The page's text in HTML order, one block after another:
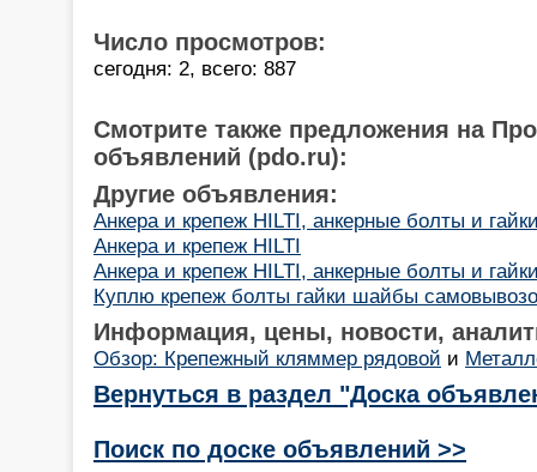
Число просмотров:
сегодня: 2, всего: 887
Смотрите также предложения на
объявлений (pdo.ru):
Другие объявления:
Анкера и крепеж HILTI, анкерные болты и
Анкера и крепеж HILTI
Анкера и крепеж HILTI, анкерные болты и
Куплю крепеж болты гайки шайбы
Информация, цены, новости,
Обзор: Крепежный кляммер рядовой и
Вернуться в раздел "Доска
Поиск по доске объявлений >>